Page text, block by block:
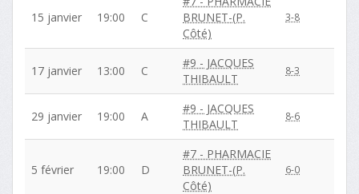
15 janvier 19:00 C
BRUNET-(P.
Côté)
3-8
17 janvier 13:00 C
#9 - JACQUES
THIBAULT
8-3
29 janvier 19:00 A
#9 - JACQUES
THIBAULT
8-6
5 février 19:00 D
#7 - PHARMACIE
BRUNET-(P.
Côté)
6-0